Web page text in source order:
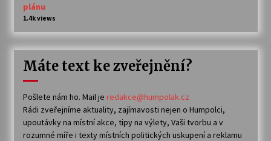
plánu
1.4k views
Máte text ke zveřejnění?
Pošlete nám ho. Mail je redakce@humpolak.cz
Rádi zveřejníme aktuality, zajímavosti nejen o Humpolci,
upoutávky na místní akce, tipy na výlety, Vaši tvorbu a v
rozumné míře i texty místních politických uskupení a reklamu